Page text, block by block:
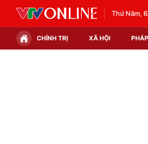
Thứ Năm,
CHÍNH TRỊ XÃ HỘI